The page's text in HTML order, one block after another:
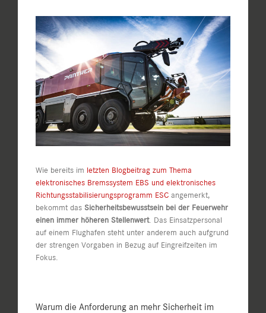
Zeige
grösseres
Bild
Wie bereits im letzten Blogbeitrag zum Thema
elektronisches Bremssystem EBS und elektronisches
Richtungsstabilisierungsprogramm ESC angemerkt,
bekommt das Sicherheitsbewusstsein bei der Feuerwehr
einen immer höheren Stellenwert. Das Einsatzpersonal
auf einem Flughafen steht unter anderem auch aufgrund
der strengen Vorgaben in Bezug auf Eingreifzeiten im
Fokus.
Warum die Anforderung an mehr Sicherheit im